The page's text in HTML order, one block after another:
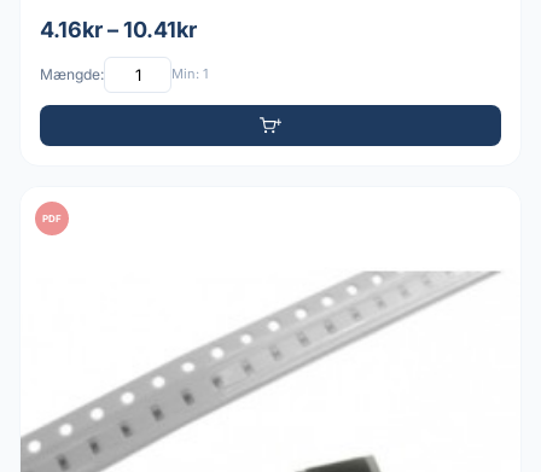
4.16kr – 10.41kr
Mængde: Min: 1
PDF